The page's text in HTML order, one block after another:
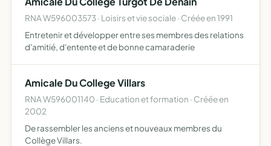
dial…
RNA W596003573 · Loisirs et vie sociale · Créée en 1991
Entretenir et développer entre ses membres des relations
d'amitié, d'entente et de bonne camaraderie
Amicale Du College Villars
RNA W596001140 · Education et formation · Créée en
2002
De rassembler les anciens et nouveaux membres du
Collège Villars.